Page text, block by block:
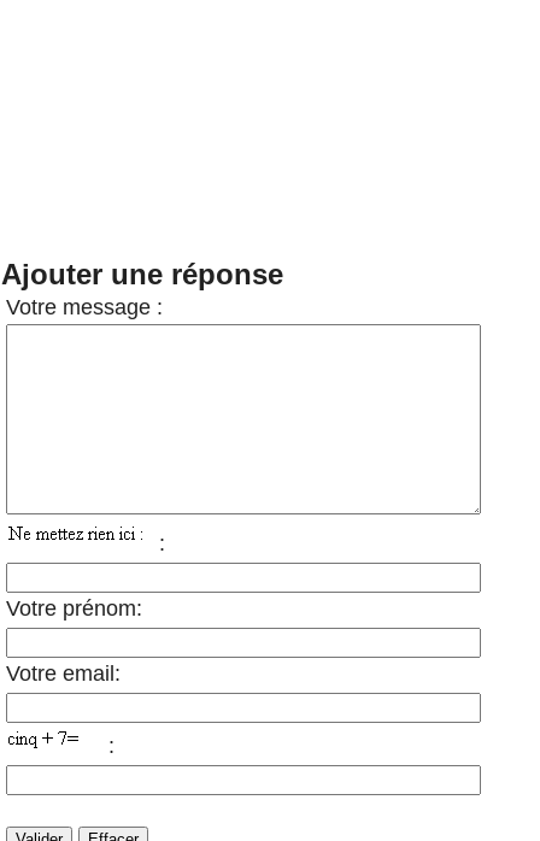
Ajouter une réponse
Votre message :
:
Votre prénom:
Votre email:
: